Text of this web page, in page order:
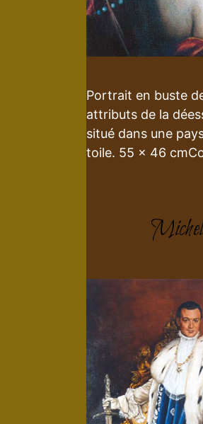
Portrait en buste
attributs de la
situé dans une
toile. 55 x 46